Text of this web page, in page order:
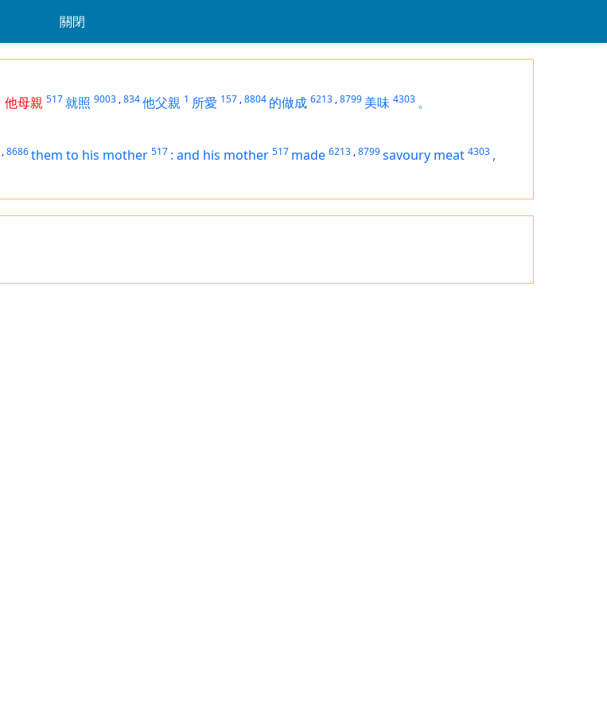
關閉
他母親 517就照 9003 ,834他父親 1 所愛 157 ,8804 的做成 6213 ,8799 美味 4303 。
,8686them to his mother 517 : and his mother 517 made 6213 ,8799savoury meat 4303 ,